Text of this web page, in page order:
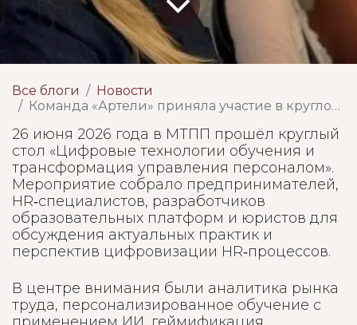
Все блоги
Новости
Команда «Артели» приняла участие в круглом столе о цифровых технологиях в обучении и управлении персоналом
26 июня 2026 года в МТПП прошёл круглый
стол «Цифровые технологии обучения и
трансформация управления персоналом».
Мероприятие собрало предпринимателей,
HR‑специалистов, разработчиков
образовательных платформ и юристов для
обсуждения актуальных практик и
перспектив цифровизации HR‑процессов.
В центре внимания были аналитика рынка
труда, персонализированное обучение с